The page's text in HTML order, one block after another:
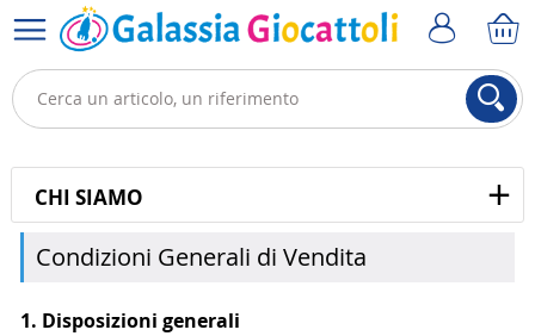
CHI SIAMO
Condizioni Generali di Vendita
1. Disposizioni generali